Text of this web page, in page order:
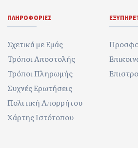
ΠΛΗΡΟΦΟΡΊΕΣ
Σχετικά με Εμάς
Τρόποι Αποστολής
Τρόποι Πληρωμής
Συχνές Ερωτήσεις
Πολιτική Απορρήτου
Χάρτης Ιστότοπου